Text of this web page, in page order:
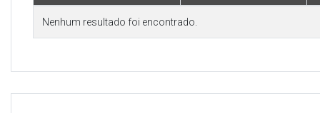
Nenhum resultado foi encontrado.